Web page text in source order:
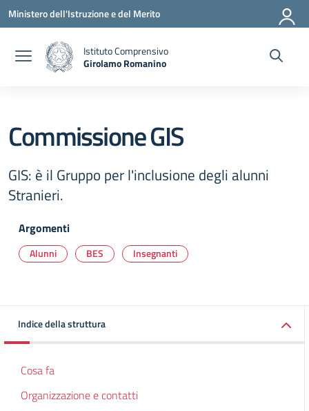
Vai ai contenuti
Vai al menu di navigazione
Vai al footer
Ministero dell'Istruzione e del Merito
Istituto Comprensivo
Girolamo Romanino
Commissione GIS
GIS: è il Gruppo per l'inclusione degli alunni
Stranieri.
Argomenti
Alunni BES Insegnanti
Indice della struttura
Cosa fa
Organizzazione e contatti